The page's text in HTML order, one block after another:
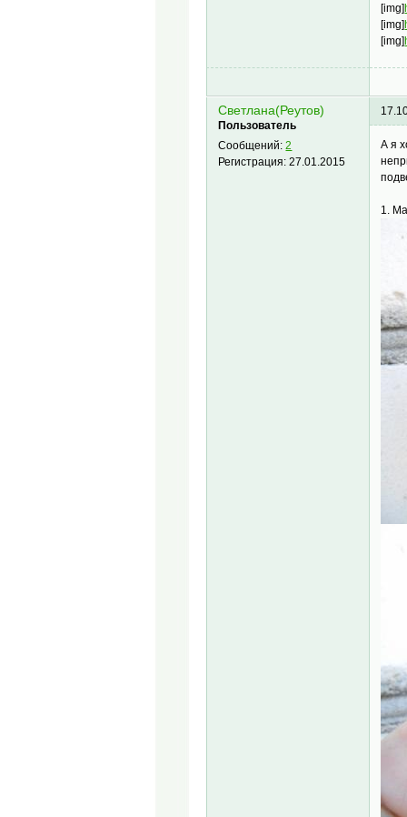
[img]
[img]
[img]
Светлана(Реутов)
Пользователь
Сообщений:2
Регистрация:27.01.2015
А я
1.